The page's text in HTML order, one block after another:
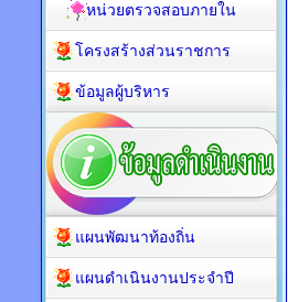
หน่วยตรวจสอบภายใน
โครงสร้างส่วนราชการ
ข้อมูลผู้บริหาร
แผนพัฒนาท้องถิ่น
แผนดำเนินงานประจำปี